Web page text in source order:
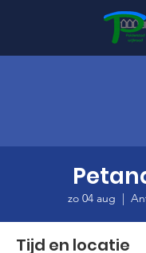
zo 04 aug
  |
Tijd en locatie